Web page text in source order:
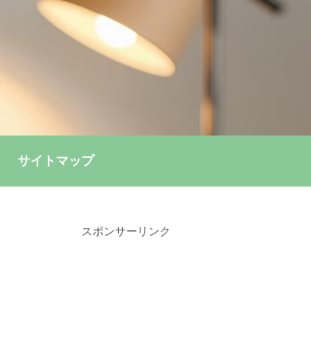
サイトマップ
スポンサーリンク